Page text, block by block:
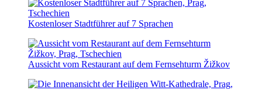
Kostenloser Stadtführer auf 7 Sprachen
Aussicht vom Restaurant auf dem Fernsehturm Žižkov